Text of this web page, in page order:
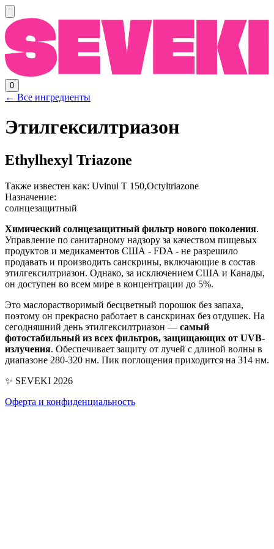
0
← Все ингредиенты
Этилгексилтриазон
Ethylhexyl Triazone
Также известен как: Uvinul T 150,Octyltriazone
Назначение:
солнцезащитный
Химический солнцезащитный фильтр нового поколения.
Управление по санитарному надзору за качеством пищевых
продуктов и медикаментов США - FDA - не разрешило
продавать и производить санскрины, включающие в состав
этилгексилтриазон. Однако, за исключением США и Канады,
он доступен во всем мире в концентрации до 5%.
Это маслорастворимый бесцветный порошок без запаха,
поэтому он прекрасно работает в санскринах без отдушек. На
сегодняшний день этилгексилтриазон — самый
фотостабильный из всех фильтров, защищающих от UVB-
излучения. Обеспечивает защиту от лучей с длиной волны в
диапазоне 280-320 нм. Пик поглощения приходится на 314 нм.
✨ SEVEKI 2026
Оферта и конфиденциальность